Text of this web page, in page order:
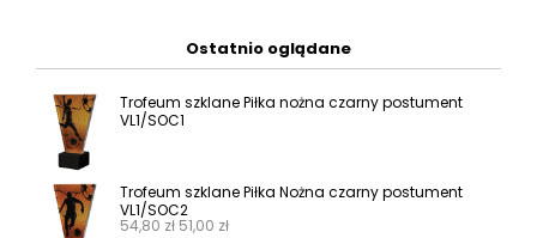
Ostatnio oglądane
Trofeum szklane Piłka nożna czarny postument
VL1/SOC1
Trofeum szklane Piłka Nożna czarny postument
VL1/SOC2
54,80 zł 51,00 zł